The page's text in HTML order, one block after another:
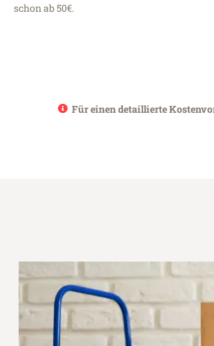
schon ab 50€.
Für einen detaillierte